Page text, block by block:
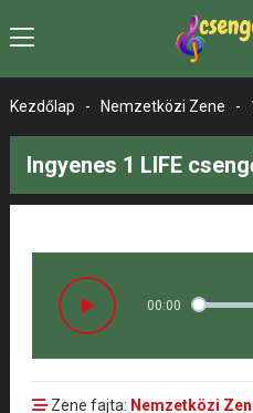
Kezdőlap - Nemzetközi Zene -
Ingyenes 1 LIFE
00:00
Zene fajta: Nemzetközi